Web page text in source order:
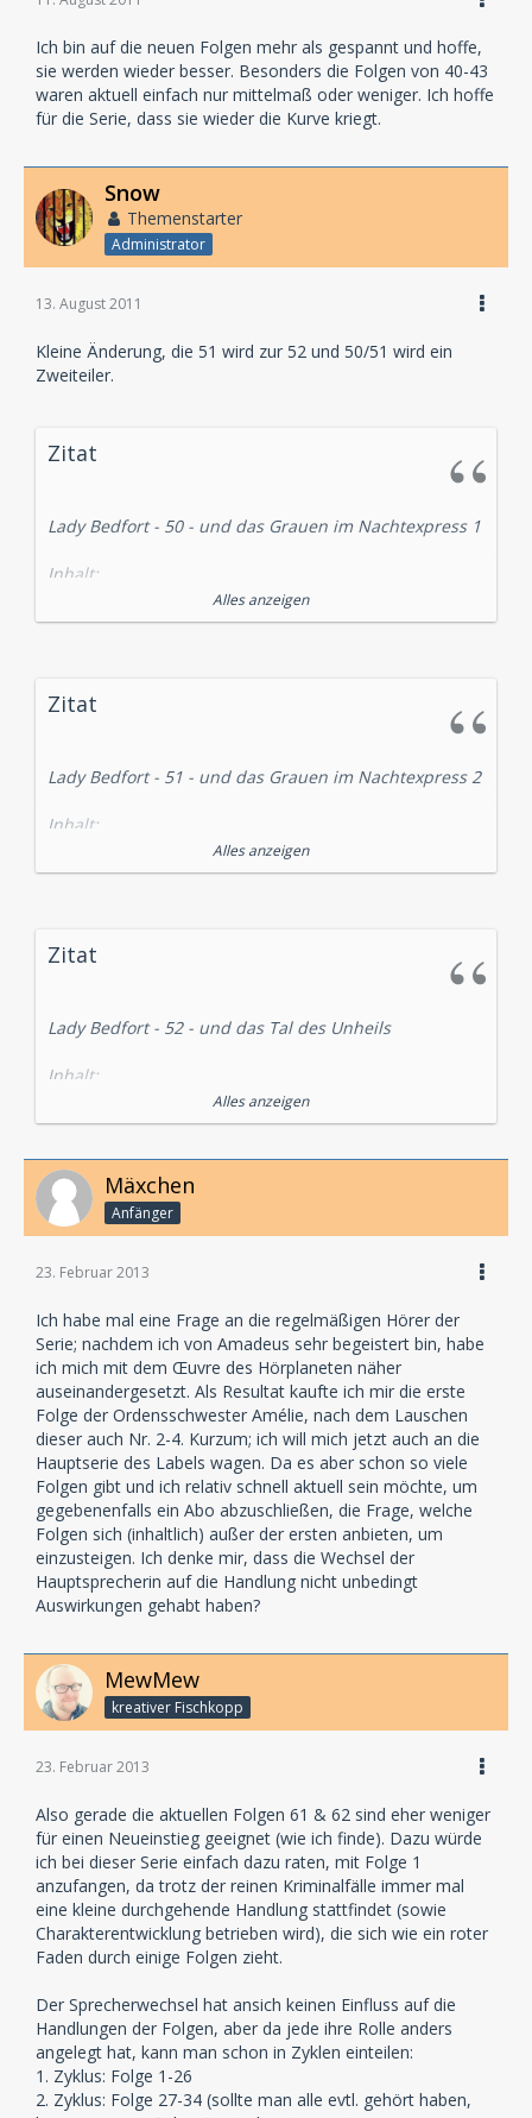
zurückgekehrt!
Sprecher:
Lady Bedfort: Waltraut Habicht
Inspektor Miller: Santiago Ziesmer
Inspektor Gomery: Bodo Wolf
erscheint am 09.03.2012
Ich bin auf die neuen Folgen mehr als gespannt und hoffe,
sie werden wieder besser. Besonders die Folgen von 40-43
waren aktuell einfach nur mittelmaß oder weniger. Ich hoffe
für die Serie, dass sie wieder die Kurve kriegt.
Snow
Themenstarter
Administrator
13. August 2011
Kleine Änderung, die 51 wird zur 52 und 50/51 wird ein
Zweiteiler.
Zitat
Lady Bedfort - 50 - und das Grauen im Nachtexpress 1
Inhalt:
Tim Denham: Jürgen Kluckert
Vivien Henderson: Carmen Molinar
Alles anzeigen
Zitat
Lady Bedfort - 51 - und das Grauen im Nachtexpress 2
Inhalt:
Tim Denham: Jürgen Kluckert
Vivien Henderson: Carmen Molinar
Alles anzeigen
Zitat
Lady Bedfort - 52 - und das Tal des Unheils
Inhalt:
In der Nähe von Kelsey geraten Lady Bedfort, Tim und
Vivien in ein schlimmes Unwetter. Weil die Straßen
Herrenhaus Zuflucht. Noch ein weiterer Gast wird in
dieser Nacht erwartet. Norman, der geistesgestörte
Sohn der Drakes, ist aus dem Gefängnis
ausgebrochen. Der mehrfache Mörder hat
geschworen, sich an seinen Eltern zu rächen. Als
zurückgekehrt!
Sprecher:
Lady Bedfort: Waltraut Habicht
Tim Denham: Jürgen Kluckert
Vivien Henderson: Carmen Molinar
Inspektor Miller: Santiago Ziesmer
Inspektor Gomery: Bodo Wolf
erscheint am 11.05.2012
Alles anzeigen
Mäxchen
Anfänger
23. Februar 2013
Ich habe mal eine Frage an die regelmäßigen Hörer der
Serie; nachdem ich von Amadeus sehr begeistert bin, habe
ich mich mit dem Œuvre des Hörplaneten näher
auseinandergesetzt. Als Resultat kaufte ich mir die erste
Folge der Ordensschwester Amélie, nach dem Lauschen
dieser auch Nr. 2-4. Kurzum; ich will mich jetzt auch an die
Hauptserie des Labels wagen. Da es aber schon so viele
Folgen gibt und ich relativ schnell aktuell sein möchte, um
gegebenenfalls ein Abo abzuschließen, die Frage, welche
Folgen sich (inhaltlich) außer der ersten anbieten, um
einzusteigen. Ich denke mir, dass die Wechsel der
Hauptsprecherin auf die Handlung nicht unbedingt
Auswirkungen gehabt haben?
MewMew
kreativer Fischkopp
23. Februar 2013
Also gerade die aktuellen Folgen 61 & 62 sind eher weniger
für einen Neueinstieg geeignet (wie ich finde). Dazu würde
ich bei dieser Serie einfach dazu raten, mit Folge 1
anzufangen, da trotz der reinen Kriminalfälle immer mal
eine kleine durchgehende Handlung stattfindet (sowie
Charakterentwicklung betrieben wird), die sich wie ein roter
Faden durch einige Folgen zieht.
Der Sprecherwechsel hat ansich keinen Einfluss auf die
Handlungen der Folgen, aber da jede ihre Rolle anders
angelegt hat, kann man schon in Zyklen einteilen:
1. Zyklus: Folge 1-26
2. Zyklus: Folge 27-34 (sollte man alle evtl. gehört haben,